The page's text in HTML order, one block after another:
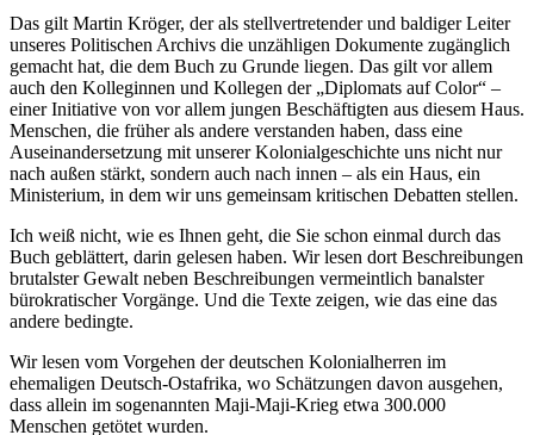
Das gilt Martin Kröger, der als stellvertretender und baldiger Leiter
unseres Politischen Archivs die unzähligen Dokumente zugänglich
gemacht hat, die dem Buch zu Grunde liegen. Das gilt vor allem
auch den Kolleginnen und Kollegen der „Diplomats auf Color“ –
einer Initiative von vor allem jungen Beschäftigten aus diesem Haus.
Menschen, die früher als andere verstanden haben, dass eine
Auseinandersetzung mit unserer Kolonialgeschichte uns nicht nur
nach außen stärkt, sondern auch nach innen – als ein Haus, ein
Ministerium, in dem wir uns gemeinsam kritischen Debatten stellen.
Ich weiß nicht, wie es Ihnen geht, die Sie schon einmal durch das
Buch geblättert, darin gelesen haben. Wir lesen dort Beschreibungen
brutalster Gewalt neben Beschreibungen vermeintlich banalster
bürokratischer Vorgänge. Und die Texte zeigen, wie das eine das
andere bedingte.
Wir lesen vom Vorgehen der deutschen Kolonialherren im
ehemaligen Deutsch-Ostafrika, wo Schätzungen davon ausgehen,
dass allein im sogenannten Maji-Maji-Krieg etwa 300.000
Menschen getötet wurden.